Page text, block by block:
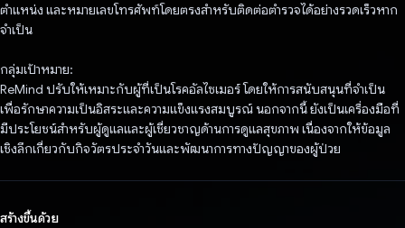
ตำแหน่ง และหมายเลขโทรศัพท์โดยตรงสำหรับติดต่อตำรวจได้อย่างรวดเร็วหาก
จำเป็น
กลุ่มเป้าหมาย:
ReMind ปรับให้เหมาะกับผู้ที่เป็นโรคอัลไซเมอร์ โดยให้การสนับสนุนที่จำเป็น
เพื่อรักษาความเป็นอิสระและความแข็งแรงสมบูรณ์ นอกจากนี้ ยังเป็นเครื่องมือที่
มีประโยชน์สำหรับผู้ดูแลและผู้เชี่ยวชาญด้านการดูแลสุขภาพ เนื่องจากให้ข้อมูล
เชิงลึกเกี่ยวกับกิจวัตรประจำวันและพัฒนาการทางปัญญาของผู้ป่วย
สร้างขึ้นด้วย